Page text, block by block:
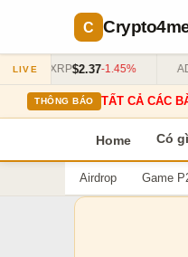
LIVE
XRP $2.37-1.45%
THÔNG BÁO TẤT CẢ CÁC
Home Có
Airdrop Game